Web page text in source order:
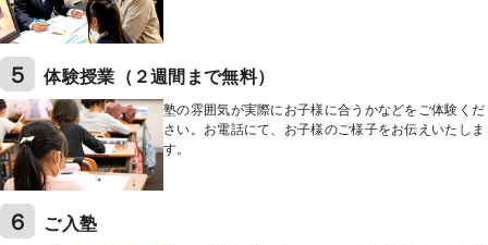
５ 体験授業（２週間まで無料）
塾の雰囲気が実際にお子様に合うかなどをご体験くだ
さい。お電話にて、お子様のご様子をお伝えいたしま
す。
６ ご入塾